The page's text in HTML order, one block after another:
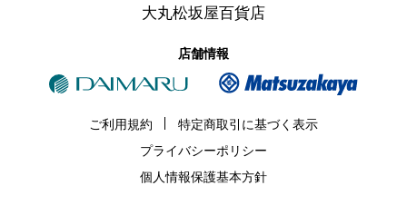
大丸松坂屋百貨店
店舗情報
ご利用規約
特定商取引に基づく表示
プライバシーポリシー
個人情報保護基本方針